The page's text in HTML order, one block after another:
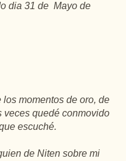
dia 31 de Mayo de
momentos de oro, de
veces quedé conmovido
escuché.
de Niten sobre mi